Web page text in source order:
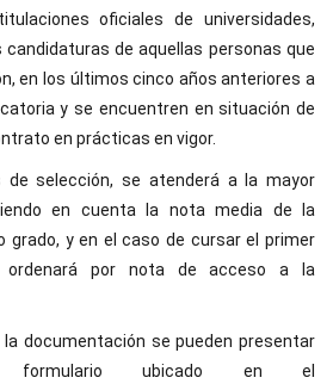
oficiales de universidades,
de aquellas personas que
en los últimos cinco años anteriores a
y se encuentren en situación de
en prácticas en vigor.
selección, se atenderá a la mayor
en cuenta la nota media de la
grado, y en el caso de cursar el primer
ordenará por nota de acceso a la
documentación se pueden presentar
formulario ubicado en el